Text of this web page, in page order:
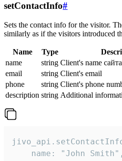
setContactInfo#
Sets the contact info for the visitor.
similarly as if the visitors introduced
Name Type
name
string Client's name сайта
email
string Client's email
phone
string Client's phone
description string Additional
    name: "John Smith",